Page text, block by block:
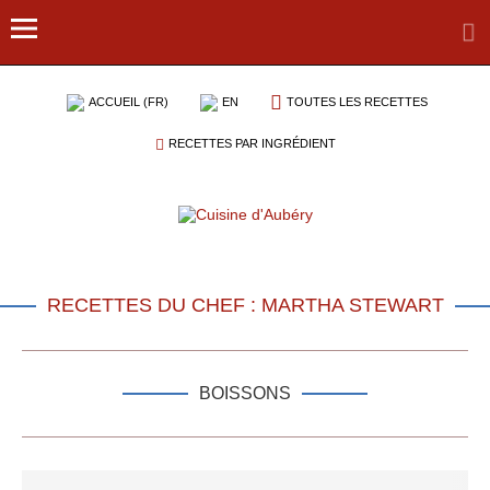
ACCUEIL (FR) EN TOUTES LES RECETTES
RECETTES PAR INGRÉDIENT
RECETTES DU CHEF : MARTHA STEWART
BOISSONS